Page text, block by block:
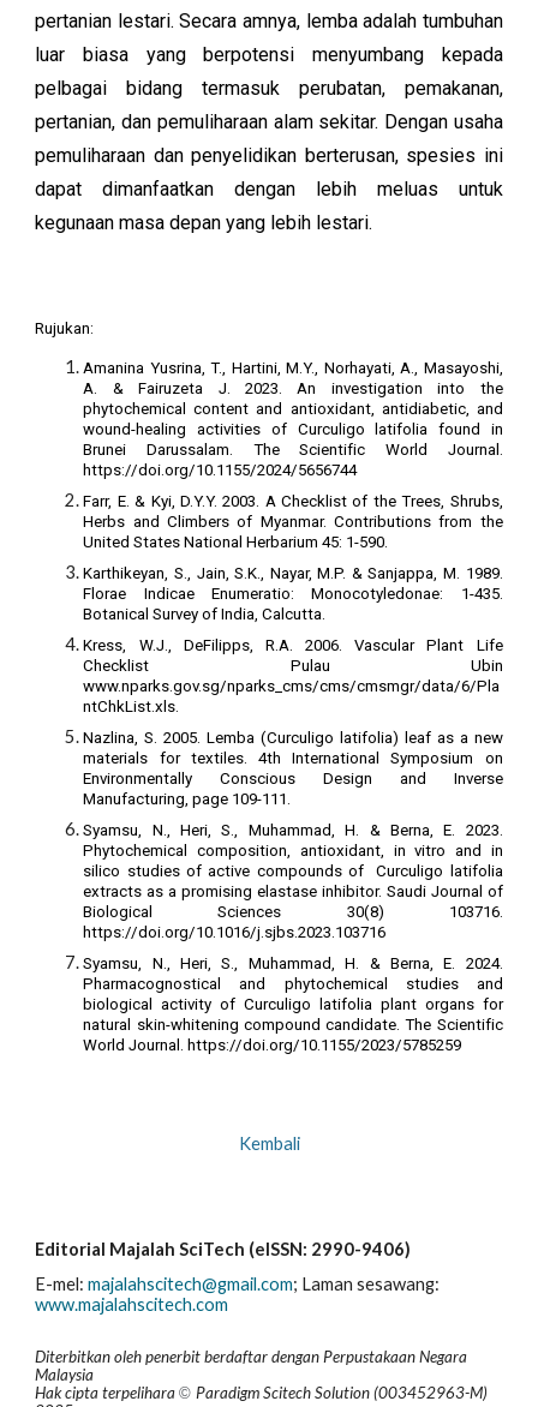
pertanian lestari. Secara amnya, lemba adalah tumbuhan
luar biasa yang berpotensi menyumbang kepada
pelbagai bidang termasuk perubatan, pemakanan,
pertanian, dan pemuliharaan alam sekitar. Dengan usaha
pemuliharaan dan penyelidikan berterusan, spesies ini
dapat dimanfaatkan dengan lebih meluas untuk
kegunaan masa depan yang lebih lestari.
Rujukan:
Amanina Yusrina, T., Hartini, M.Y., Norhayati, A., Masayoshi,
A. & Fairuzeta J. 2023. An investigation into the
phytochemical content and antioxidant, antidiabetic, and
wound-healing activities of Curculigo latifolia found in
Brunei Darussalam. The Scientific World Journal.
https://doi.org/10.1155/2024/5656744
Farr, E. & Kyi, D.Y.Y. 2003. A Checklist of the Trees, Shrubs,
Herbs and Climbers of Myanmar. Contributions from the
United States National Herbarium 45: 1-590.
Karthikeyan, S., Jain, S.K., Nayar, M.P. & Sanjappa, M. 1989.
Florae Indicae Enumeratio: Monocotyledonae: 1-435.
Botanical Survey of India, Calcutta.
Kress, W.J., DeFilipps, R.A. 2006. Vascular Plant Life
Checklist Pulau Ubin
www.nparks.gov.sg/nparks_cms/cms/cmsmgr/data/6/Pla
ntChkList.xls.
Nazlina, S. 2005. Lemba (Curculigo latifolia) leaf as a new
materials for textiles. 4th International Symposium on
Environmentally Conscious Design and Inverse
Manufacturing, page 109-111.
Syamsu, N., Heri, S., Muhammad, H. & Berna, E. 2023.
Phytochemical composition, antioxidant, in vitro and in
silico studies of active compounds of Curculigo latifolia
extracts as a promising elastase inhibitor. Saudi Journal of
Biological Sciences 30(8) 103716.
https://doi.org/10.1016/j.sjbs.2023.103716
Syamsu, N., Heri, S., Muhammad, H. & Berna, E. 2024.
Pharmacognostical and phytochemical studies and
biological activity of Curculigo latifolia plant organs for
natural skin-whitening compound candidate. The Scientific
World Journal. https://doi.org/10.1155/2023/5785259
Kembali
Editorial Majalah SciTech (eISSN: 2990-9406)
E-mel:majalahscitech@gmail.com; Laman sesawang:
www.majalahscitech.com
Diterbitkan oleh penerbit berdaftar dengan Perpustakaan Negara
Malaysia
Hakciptaterpelihara©Paradigm Scitech Solution (003452963-M)